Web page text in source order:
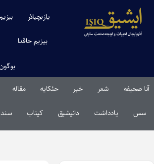
یازیچیلار
بیزیم حاقدا
بوگون
آنا صحیفه شعر خبر حئکایه مقاله‌
سس یادداشت دانیشیق کیتاب سند